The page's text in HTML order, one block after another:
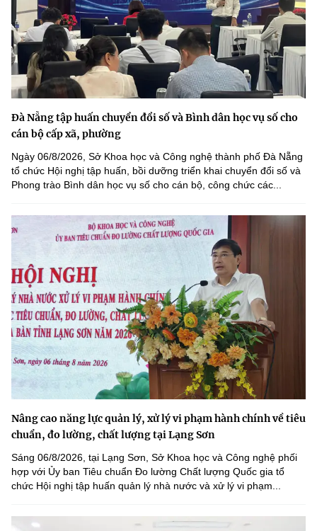
Đà Nẵng tập huấn chuyển đổi số và Bình dân học vụ số cho
cán bộ cấp xã, phường
Ngày 06/8/2026, Sở Khoa học và Công nghệ thành phố Đà Nẵng
tổ chức Hội nghị tập huấn, bồi dưỡng triển khai chuyển đổi số và
Phong trào Bình dân học vụ số cho cán bộ, công chức các...
Nâng cao năng lực quản lý, xử lý vi phạm hành chính về tiêu
chuẩn, đo lường, chất lượng tại Lạng Sơn
Sáng 06/8/2026, tại Lạng Sơn, Sở Khoa học và Công nghệ phối
hợp với Ủy ban Tiêu chuẩn Đo lường Chất lượng Quốc gia tổ
chức Hội nghị tập huấn quản lý nhà nước và xử lý vi phạm...